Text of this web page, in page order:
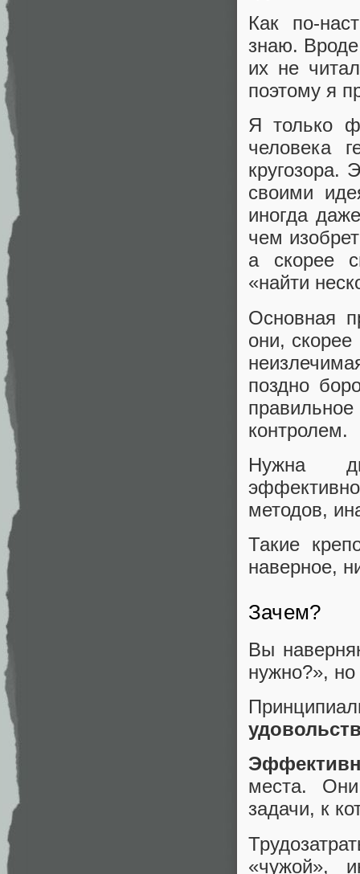
Как по-
знаю.
их не
поэтому я
Я только
человека
кругозора.
своими
иногда
чем
а скорее
«найти
Основная
они,
поздно
контролем.
Нужна
методов,
Такие
наверное,
Зачем?
Вы
нужно?», но
места.
задачи, к
«чужой»,